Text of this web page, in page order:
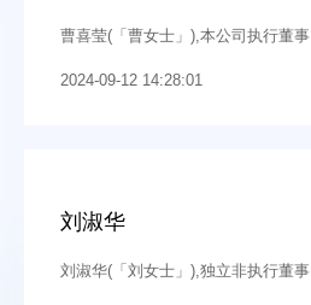
曹喜莹(「曹女士」),本公司执行董事
2024-09-12 14:28:01
刘淑华
刘淑华(「刘女士」),独立非执行董事